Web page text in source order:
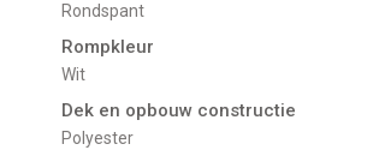
Rondspant
Rompkleur
Wit
Dek en opbouw constructie
Polyester